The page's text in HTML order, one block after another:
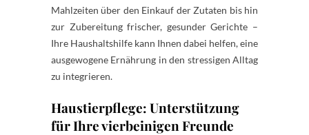
Mahlzeiten über den Einkauf der Zutaten bis hin
zur Zubereitung frischer, gesunder Gerichte –
Ihre Haushaltshilfe kann Ihnen dabei helfen, eine
ausgewogene Ernährung in den stressigen Alltag
zu integrieren.
Haustierpflege: Unterstützung
für Ihre vierbeinigen Freunde